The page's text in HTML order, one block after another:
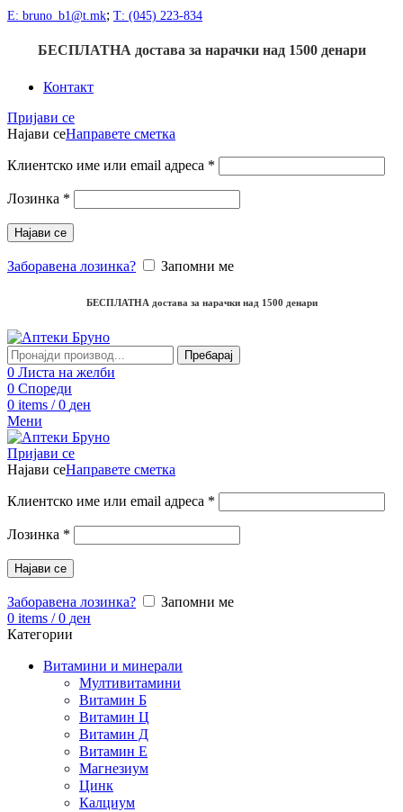
Е: bruno_b1@t.mk; Т: (045) 223-834
БЕСПЛАТНА достава за нарачки над 1500денари
Контакт
Пријави се
Најави сеНаправете сметка
Клиентско име или email адреса *
Лозинка *
Најави се
Заборавена лозинка? Запомни ме
БЕСПЛАТНА достава за нарачки над 1500 денари
Пребарај
0 Листа на желби
0 Спореди
0 items / 0 ден
Мени
Пријави се
Најави сеНаправете сметка
Клиентско име или email адреса *
Лозинка *
Најави се
Заборавена лозинка?
Запомни ме
0 items / 0 ден
Категории
Витамини и минерали
Мултивитамини
Витамин Б
Витамин Ц
Витамин Д
Витамин Е
Магнезиум
Цинк
Калциум